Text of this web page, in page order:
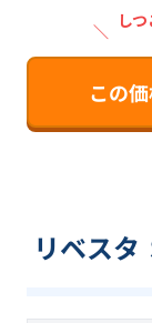
＼ し
この
リベスタ